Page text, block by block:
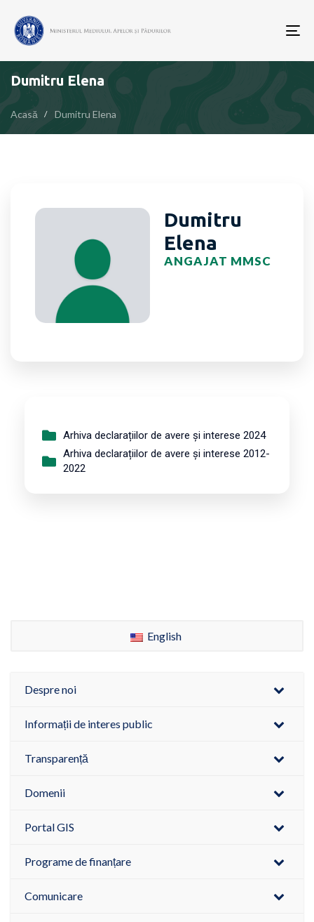
Dumitru Elena
Acasă Dumitru Elena
Dumitru
Elena
ANGAJAT MMSC
Arhiva declarațiilor de avere și interese 2024
Arhiva declarațiilor de avere și interese 2012-
2022
English
Despre noi
Informații de interes public
Transparență
Domenii
Portal GIS
Programe de finanțare
Comunicare